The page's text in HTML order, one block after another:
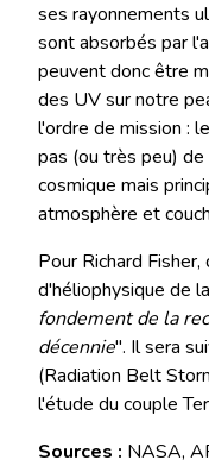
ses rayonnements
sont absorbés par
peuvent donc être
des UV sur notre
l'ordre de mission :
pas (ou très peu)
cosmique mais
atmosphère et
Pour Richard
d'héliophysique de
fondement de la
décennie". Il sera
(Radiation Belt
l'étude du couple
Sources : NASA,